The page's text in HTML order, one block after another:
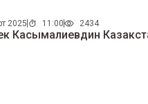
2025 11:00 2434
Касымалиевдин